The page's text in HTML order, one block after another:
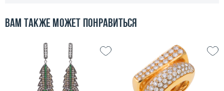
Вам также может понравиться